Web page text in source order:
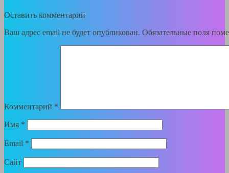
Оставить комментарий
Ваш адрес email не будет опубликован. Обязательные поля
Комментарий *
Имя *
Email *
Сайт